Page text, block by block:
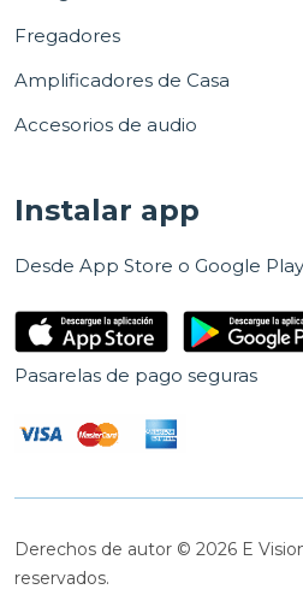
Fregadores
Amplificadores de Casa
Accesorios de audio
Instalar app
Desde App Store o Google Play
Pasarelas de pago seguras
Derechos de autor © 2026 E
reservados.